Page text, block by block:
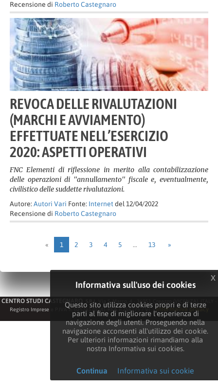
Recensione di Roberto Castegnaro
REVOCA DELLE RIVALUTAZIONI
(MARCHI E AVVIAMENTO)
EFFETTUATE NELL’ESERCIZIO
2020: ASPETTI OPERATIVI
FNC Elementi di riflessione in merito alla contabilizzazione
delle operazioni di "annullamento" fiscale e, eventualmente,
civilistico delle suddette rivalutazioni.
Autore: Autori Vari Fonte: Internet del 12/04/2022
Recensione di Roberto Castegnaro
« 1 2 3 4 5 … 13 »
CENTRO STUDI CASTEGNARO S.R.L.
Via S. Marco, 4 - 36051 Creazzo (VICENZA). ITALY -
Registro Imprese e P.IVA n. 02576170241-REA n.258275 / VI -Informativa privacy
Informativa sull'uso dei cookies
Questo sito utilizza cookies propri e di terze
parti al fine di migliorare l'esperienza di
navigazione degli utenti. Proseguendo nella
navigazione acconsenti all'utilizzo dei cookie.
Per ulteriori informazioni rimandiamo alla
nostra Informativa sui cookies.
Continua Informativa sui cookie
x